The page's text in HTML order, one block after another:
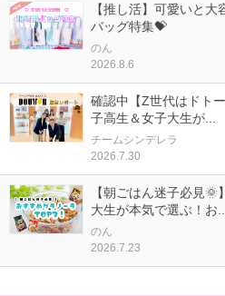
【推し活】可愛いと
バッグ特集💝
のん
2026.8.6
確認中【Z世代はドト
子高生＆女子大生が...
チームシンデレラ
2026.7.30
【朝ごはん迷子必見
大生が本気で選ぶ！お
のん
2026.7.23